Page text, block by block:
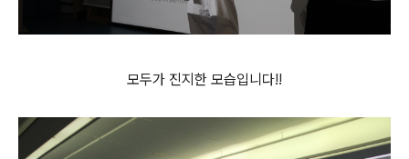
모두가 진지한 모습입니다!!